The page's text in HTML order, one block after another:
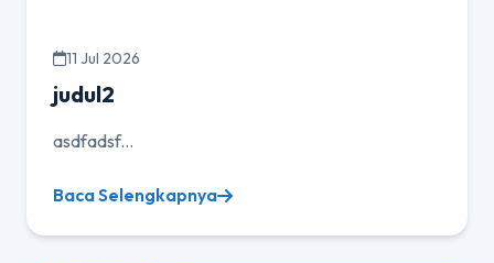
11 Jul 2026
judul2
asdfadsf...
Baca Selengkapnya